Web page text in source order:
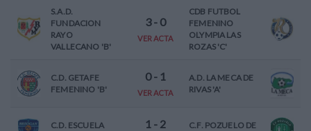
S.A.D.
FUNDACION
RAYO
VALLECANO 'B'
3- 0
VER ACTA
CDB FUTBOL
FEMENINO
OLYMPIA LAS
ROZAS 'C'
C.D. GETAFE
FEMENINO 'B'
0- 1
VER ACTA
A.D. LA MECA DE
RIVAS 'A'
C.D. ESCUELA
1- 2
C.F. POZUELO DE